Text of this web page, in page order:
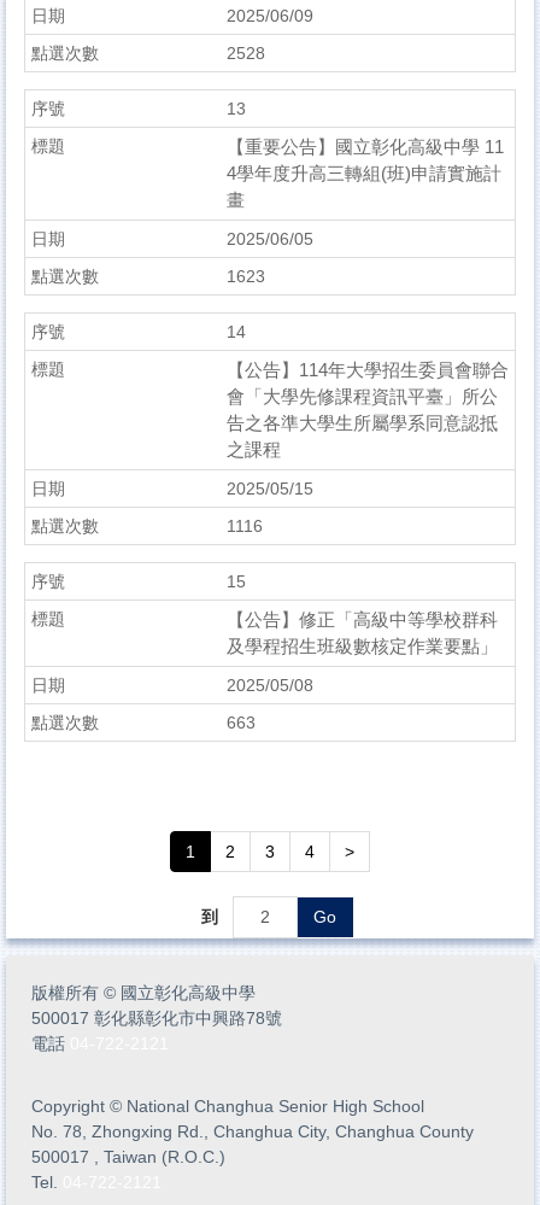
2025/06/09
2528
13
【重要公告】國立彰化高級中學 11
4學年度升高三轉組(班)申請實施計
畫
2025/06/05
1623
14
【公告】114年大學招生委員會聯合
會「大學先修課程資訊平臺」所公
告之各準大學生所屬學系同意認抵
之課程
2025/05/15
1116
15
【公告】修正「高級中等學校群科
及學程招生班級數核定作業要點」
2025/05/08
663
1 2 3 4 >
到 Go
版權所有 © 國立彰化高級中學
500017 彰化縣彰化市中興路78號
電話
Copyright © National Changhua Senior High School
No. 78, Zhongxing Rd., Changhua City, Changhua County
500017 , Taiwan (R.O.C.)
Tel.